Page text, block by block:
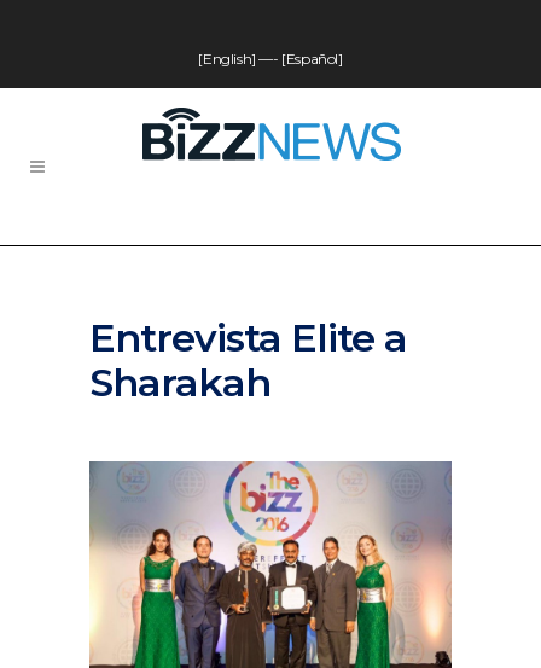
[English] —- [Español]
Entrevista Elite a
Sharakah